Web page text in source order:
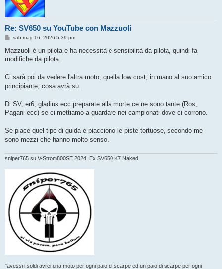
Re: SV650 su YouTube con Mazzuoli
M
s
a
o
sab mag 16, 2026 5:39 pm
Mazzuoli è un pilota e ha necessità e sensibilità da pilota, quindi fa
modifiche da pilota.
Ci sarà poi da vedere l'altra moto, quella low cost, in mano al suo amico
principiante, cosa avrà su.
Di SV, er6, gladius ecc preparate alla morte ce ne sono tante (Ros,
Pagani ecc) se ci mettiamo a guardare nei campionati dove ci corrono.
Se piace quel tipo di guida e piacciono le piste tortuose, secondo me
sono mezzi che hanno molto senso.
sniper765 su V-Strom800SE 2024, Ex SV650 K7 Naked
"avessi i soldi avrei una moto per ogni paio di scarpe ed un paio di scarpe per ogni